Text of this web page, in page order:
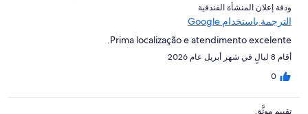
و⁦دقة إعلان المنشأة الفندقية⁩
الترجمة باستخدام Google
Prima localização e atendimento excelente.
أقام 8 ليالٍ في شهر أبريل عام 2026
0
تقييم موثَّق